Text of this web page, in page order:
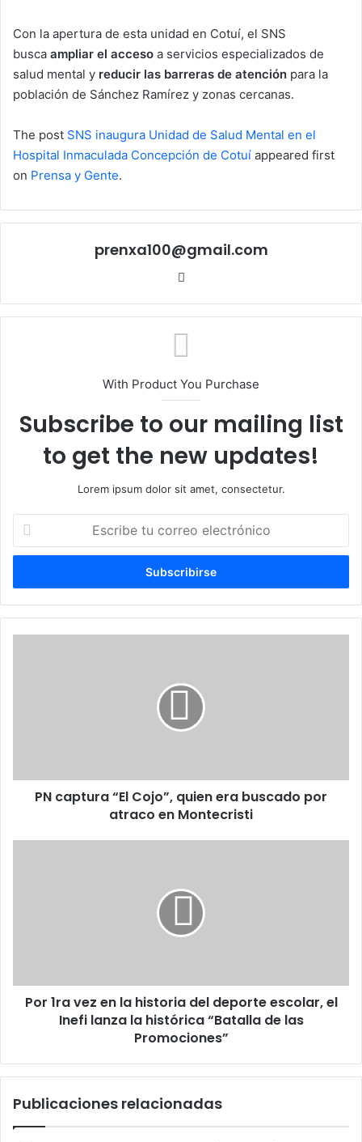
Con la apertura de esta unidad en Cotuí, el SNS
busca ampliar el acceso a servicios especializados de
salud mental y reducir las barreras de atención para la
población de Sánchez Ramírez y zonas cercanas.
The post SNS inaugura Unidad de Salud Mental en el
Hospital Inmaculada Concepción de Cotuí appeared first
on Prensa y Gente.
prenxa100@gmail.com
With Product You Purchase
Subscribe to our mailing list
to get the new updates!
Lorem ipsum dolor sit amet, consectetur.
correo
atraco
PN captura “El Cojo”, quien era buscado por
atraco en Montecristi
escolar,
histórica
de
Por 1ra vez en la historia del deporte escolar, el
Inefi lanza la histórica “Batalla de las
Promociones”
Publicaciones relacionadas